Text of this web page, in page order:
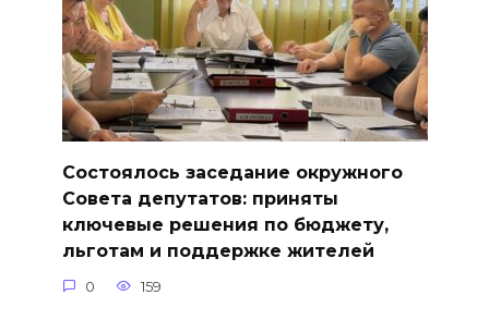
Состоялось заседание окружного
Совета депутатов: приняты
ключевые решения по бюджету,
льготам и поддержке жителей
0 159